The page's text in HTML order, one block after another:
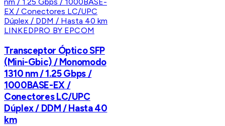
LINKEDPRO BY EPCOM
Transceptor Óptico SFP
(Mini-Gbic) / Monomodo
1310 nm / 1.25 Gbps /
1000BASE-EX /
Conectores LC/UPC
Dúplex / DDM / Hasta 40
km